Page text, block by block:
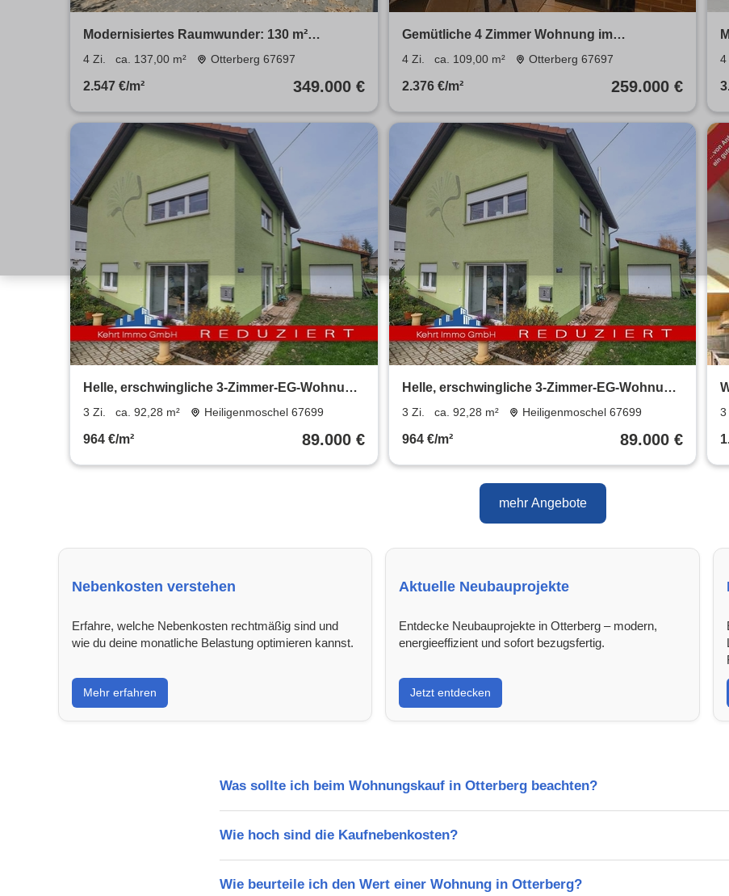
Modernisiertes Raumwunder: 130 m²
Etagenwohnung mit 2 Balkonen und Garten
4 Zi. ca. 137,00 m² Otterberg 67697
2.547 €/m² 349.000 €
Gemütliche 4 Zimmer Wohnung im
Erdgeschoss, Terrassen und Garage
4 Zi. ca. 109,00 m² Otterberg 67697
2.376 €/m² 259.000 €
4
Helle, erschwingliche 3-Zimmer-EG-Wohnung
mit Terrasse und hohem Erholungswert in
3 Zi. ca. 92,28 m² Heiligenmoschel 67699
964 €/m² 89.000 €
Helle, erschwingliche 3-Zimmer-EG-Wohnung
mit Terrasse und hohem Erholungswert in
3 Zi. ca. 92,28 m² Heiligenmoschel 67699
964 €/m² 89.000 €
3
mehr Angebote
Nebenkosten verstehen
Erfahre, welche Nebenkosten rechtmäßig sind und
wie du deine monatliche Belastung optimieren kannst.
Mehr erfahren
Aktuelle Neubauprojekte
Entdecke Neubauprojekte in Otterberg – modern,
energieeffizient und sofort bezugsfertig.
Jetzt entdecken
Was sollte ich beim Wohnungskauf in Otterberg beachten?
Wie hoch sind die Kaufnebenkosten?
Wie beurteile ich den Wert einer Wohnung in Otterberg?